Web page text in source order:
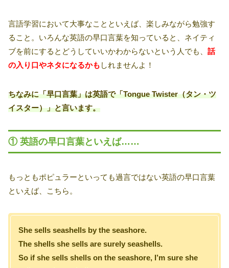
言語学習において大事なことといえば、楽しみながら勉強す
ること。いろんな英語の早口言葉を知っていると、ネイティ
ブを前にするとどうしていいかわからないという人でも、 話
の入り口やネタになるかも しれませんよ！
ちなみに「早口言葉」は英語で「Tongue Twister（タン・ツ
イスター）」と言います。
① 英語の早口言葉といえば……
もっともポピュラーといっても過言ではない英語の早口言葉
といえば、こちら。
She sells seashells by the seashore.
The shells she sells are surely seashells.
So if she sells shells on the seashore, I’m sure she